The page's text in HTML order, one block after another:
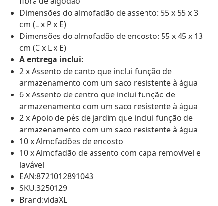
Dimensões do almofadão de assento: 55 x 55 x 3
cm (L x P x E)
Dimensões do almofadão de encosto: 55 x 45 x 13
cm (C x L x E)
A entrega inclui:
2 x Assento de canto que inclui função de
armazenamento com um saco resistente à água
6 x Assento de centro que inclui função de
armazenamento com um saco resistente à água
2 x Apoio de pés de jardim que inclui função de
armazenamento com um saco resistente à água
10 x Almofadões de encosto
10 x Almofadão de assento com capa removível e
lavável
EAN:8721012891043
SKU:3250129
Brand:vidaXL